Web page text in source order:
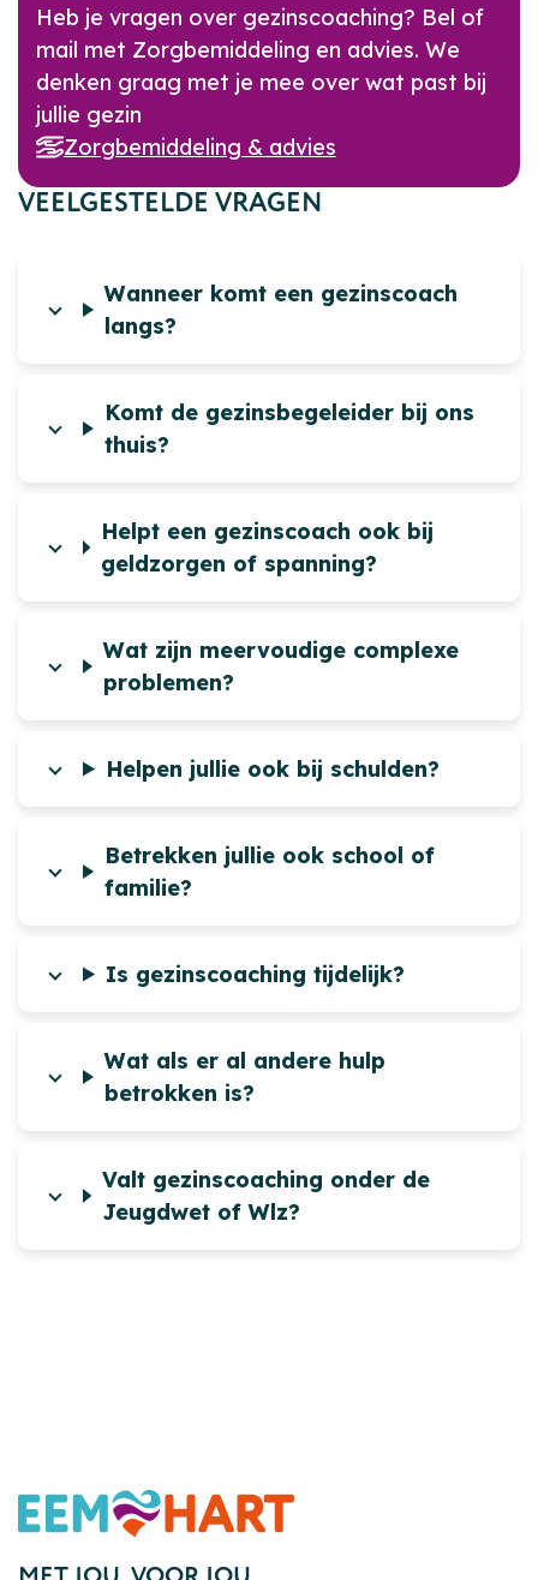
Heb je vragen over gezinscoaching? Bel of
mail met Zorgbemiddeling en advies. We
denken graag met je mee over wat past bij
jullie gezin
Zorgbemiddeling & advies
VEELGESTELDE VRAGEN
Wanneer komt een gezinscoach
langs?
Komt de gezinsbegeleider bij ons
thuis?
Helpt een gezinscoach ook bij
geldzorgen of spanning?
Wat zijn meervoudige complexe
problemen?
Helpen jullie ook bij schulden?
Betrekken jullie ook school of
familie?
Is gezinscoaching tijdelijk?
Wat als er al andere hulp
betrokken is?
Valt gezinscoaching onder de
Jeugdwet of Wlz?
Footer